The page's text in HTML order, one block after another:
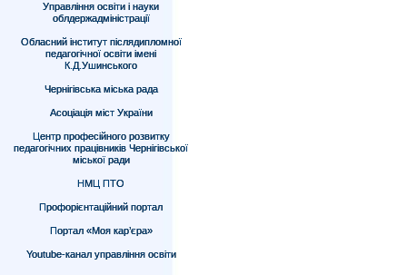
Управління освіти і науки
облдержадміністрації
Обласний інститут післядипломної
педагогічної освіти імені
К.Д.Ушинського
Чернігівська міська рада
Асоціація міст України
Центр професійного розвитку
педагогічних працівників Чернігівської
міської ради
НМЦ ПТО
Профорієнтаційний портал
Портал «Моя кар’єра»
Youtube-канал управління освіти